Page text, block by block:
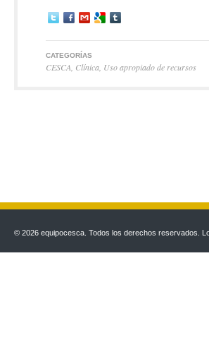
CATEGORÍAS
CESCA Clínica Uso apropiado de recursos
© 2026 equipocesca. Todos los derechos reservados.